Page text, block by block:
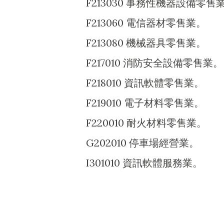
F213030 事務性機器設備零售
F213060 電信器材零售業。
F213080 機械器具零售業。
F217010 消防安全設備零售業。
F218010 資訊軟體零售業。
F219010 電子材料零售業。
F220010 耐火材料零售業。
G202010 停車場經營業。
I301010 資訊軟體服務業。